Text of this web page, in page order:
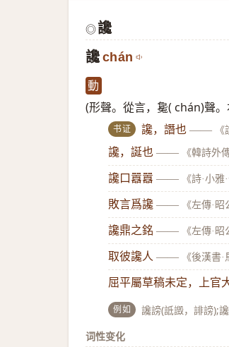
◎讒
讒 chán
動
(形聲。從言，毚( chán)聲
书证 讒，譖也 —— 《
讒，誕也 —— 《韓詩外
讒口囂囂 —— 《詩·小雅
敗言爲讒 —— 《左傳·昭
讒鼎之銘 —— 《左傳·昭
取彼讒人 —— 《後漢書·
屈平屬草稿未定，上官
例如
讒謗(詆譭，誹謗);
词性变化